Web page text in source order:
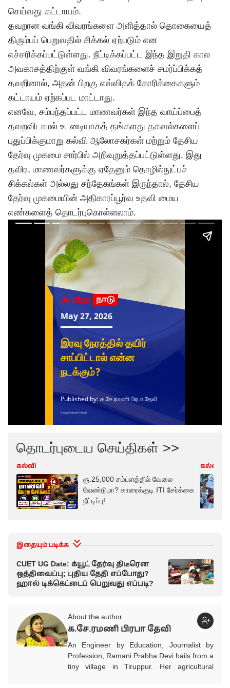
செய்வது கட்டாயம்.
தவறான வங்கி விவரங்களை அளித்தால் தொகையைத்
திரும்பப் பெறுவதில் சிக்கல் ஏற்படும் என
எச்சரிக்கப்பட்டுள்ளது. நீட்டிக்கப்பட்ட இந்த இறுதி கால
அவகாசத்திற்குள் வங்கி விவரங்களைச் சமர்ப்பிக்கத்
தவறினால், அதன் பிறகு எவ்விதக் கோரிக்கைகளும்
கட்டாயம் ஏற்கப்பட மாட்டாது.
எனவே, சம்பந்தப்பட்ட மாணவர்கள் இந்த வாய்ப்பைத்
தவறவிடாமல் உடனடியாகத் தங்களது தகவல்களைப்
புதுப்பிக்குமாறு கல்வி ஆலோசகர்கள் மற்றும் தேசிய
தேர்வு முகமை சார்பில் அறிவுறுத்தப்பட்டுள்ளது. இது
தவிர, மாணவர்களுக்கு ஏதேனும் தொழில்நுட்பச்
சிக்கல்கள் அல்லது சந்தேகங்கள் இருந்தால், தேசிய
தேர்வு முகமையின் அதிகாரப்பூர்வ உதவி மைய
எண்களைத் தொடர்புகொள்ளலாம்.
தொடர்புடைய செய்திகள் >>
கல்வி
ரூ.25,000 சம்பளத்தில் வேலை
வேண்டுமா? காரைக்குடி ITI சேர்க்கை
நீட்டிப்பு!
கல்வி
இதையும் படிக்க
CUET UG Date: க்யூட் தேர்வு திடீரென
ஒத்திவைப்பு; புதிய தேதி எப்போது?
ஹால் டிக்கெட்டைப் பெறுவது எப்படி?
About the author
க.சே.ரமணி பிரபா தேவி
An Engineer by Education, Journalist by
Profession, Ramani Prabha Devi hails from a
tiny village in Tiruppur. Her agricultural